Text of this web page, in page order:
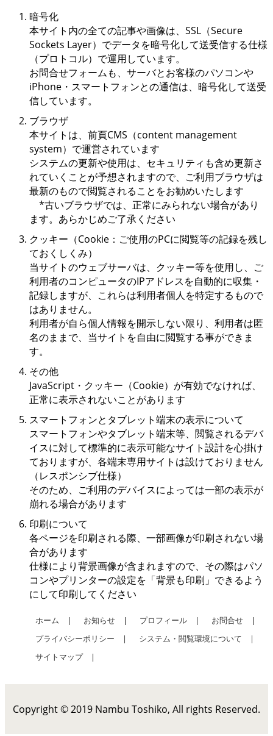
暗号化
本サイト内の全ての記事や画像は、SSL（Secure
Sockets Layer）でデータを暗号化して送受信する仕様
（プロトコル）で運用しています。
お問合せフォームも、サーバとお客様のパソコンや
iPhone・スマートフォンとの通信は、暗号化して送受
信しています。
ブラウザ
本サイトは、前頁CMS（content management
system）で運営されています
システムの更新や使用は、セキュリティも含め更新さ
れていくことが予想されますので、ご利用ブラウザは
最新のもので閲覧されることをお勧めいたします
*古いブラウザでは、正常にみられない場合があり
ます。あらかじめご了承ください
クッキー（Cookie：ご使用のPCに閲覧等の記録を残し
ておくしくみ）
当サイトのウェブサーバは、クッキー等を使用し、ご
利用者のコンピュータのIPアドレスを自動的に収集・
記録しますが、これらは利用者個人を特定するもので
はありません。
利用者が自ら個人情報を開示しない限り、利用者は匿
名のままで、当サイトを自由に閲覧する事ができま
す。
その他
JavaScript・クッキー（Cookie）が有効でなければ、
正常に表示されないことがあります
スマートフォンとタブレット端末の表示について
スマートフォンやタブレット端末等、閲覧されるデバ
イスに対して標準的に表示可能なサイト設計を心掛け
ておりますが、各端末専用サイトは設けておりません
（レスポンシブ仕様）
そのため、ご利用のデバイスによっては一部の表示が
崩れる場合があります
印刷について
各ページを印刷される際、一部画像が印刷されない場
合があります
仕様により背景画像が含まれますので、その際はパソ
コンやプリンターの設定を「背景も印刷」できるよう
にして印刷してください
ホーム | お知らせ | プロフィール | お問合せ |
プライバシーポリシー |
システム・閲覧環境について |
サイトマップ|
Copyright © 2019 Nambu Toshiko, All rights Reserved.